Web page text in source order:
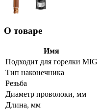
О товаре
Имя
Подходит для горелки MIG
Тип наконечника
Резьба
Диаметр проволоки, мм
Длина, мм